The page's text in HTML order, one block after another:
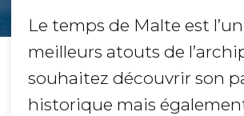
Le temps de Malte est
meilleurs atouts de
souhaitez découvrir son
historique mais